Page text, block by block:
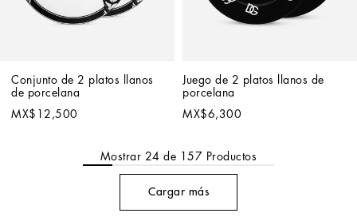
Conjunto de 2 platos llanos
de porcelana
MX$12,500
Juego de 2 platos llanos de
porcelana
MX$6,300
Mostrar 24 de 157 Productos
Cargar más